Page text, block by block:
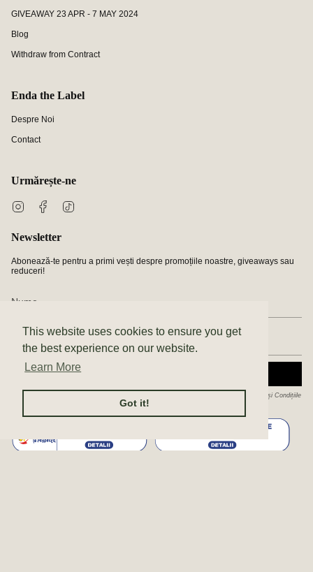
This website uses cookies to ensure you get
the best experience on our website.
Learn More
Got it!
GIVEAWAY 23 APR - 7 MAY 2024
Blog
Withdraw from Contract
Enda the Label
Despre Noi
Contact
Urmărește-ne
InstagramFacebook
Newsletter
Abonează-te pentru a primi vești despre promoțiile noastre, giveaways sau
reduceri!
și Condițiile